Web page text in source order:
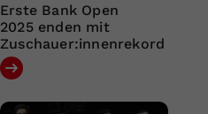
Erste Bank Open
2025 enden mit
Zuschauer:innenrekord